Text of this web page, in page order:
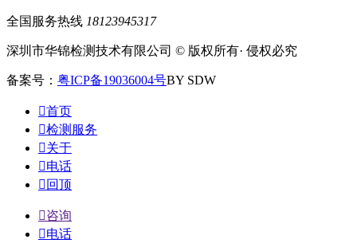
全国服务热线 18123945317
深圳市华锦检测技术有限公司 © 版权所有· 侵权必究
备案号： 粤ICP备19036004号BY SDW
首页
检测服务
关于
电话
 回顶
咨询
电话